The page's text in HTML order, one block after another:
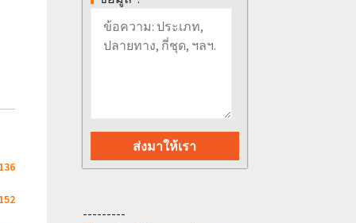
---------